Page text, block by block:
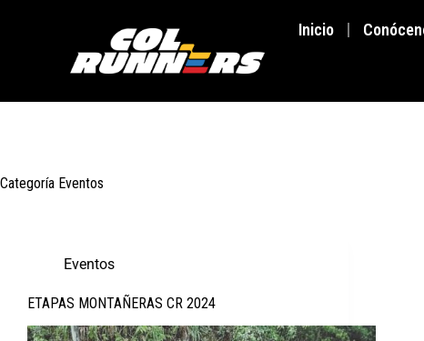
Inicio
Categoría Eventos
Eventos
ETAPAS MONTAÑERAS CR 2024